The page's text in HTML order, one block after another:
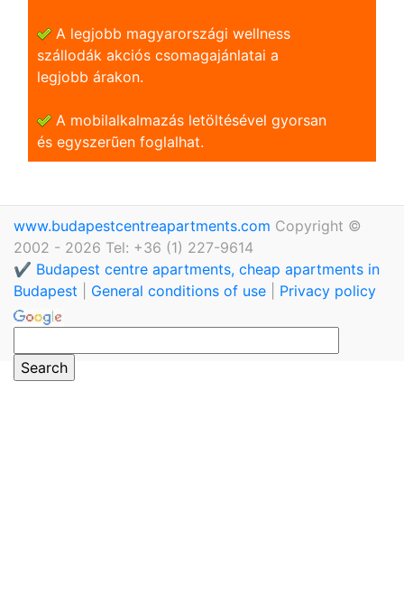
A legjobb magyarországi wellness
szállodák akciós csomagajánlatai a
legjobb árakon.
A mobilalkalmazás letöltésével gyorsan
és egyszerũen foglalhat.
www.budapestcentreapartments.com Copyright ©
2002 - 2026 Tel: +36 (1) 227-9614
✔️ Budapest centre apartments, cheap apartments in
Budapest
General conditions of use Privacy policy